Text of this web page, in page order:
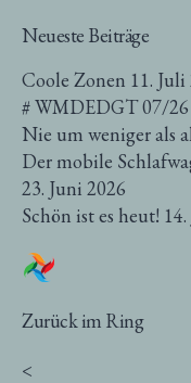
Neueste Beiträge
Coole Zonen 11. Juli
# WMDEDGT 07/26
Nie um weniger als
Der mobile
23. Juni 2026
Schön ist es heut!
Zurück im Ring
<